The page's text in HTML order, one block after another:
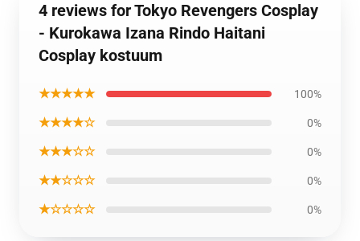
4 reviews for Tokyo Revengers Cosplay
- Kurokawa Izana Rindo Haitani
Cosplay kostuum
★★★★★ 100%
★★★★☆ 0%
★★★☆☆ 0%
★★☆☆☆ 0%
★☆☆☆☆ 0%